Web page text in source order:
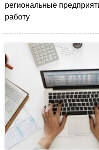
региональные
работу